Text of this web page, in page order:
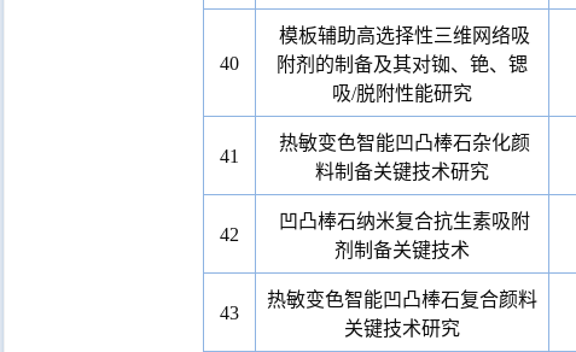
40
模板辅助高选择性三维网络吸
附剂的制备及其对铷、铯、锶
吸/脱附性能研究
41
热敏变色智能凹凸棒石杂化颜
料制备关键技术研究
42
凹凸棒石纳米复合抗生素吸附
剂制备关键技术
43
热敏变色智能凹凸棒石复合颜料
关键技术研究